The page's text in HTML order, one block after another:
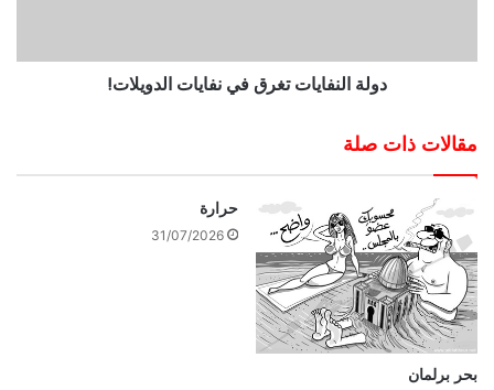
دولة النفايات تغرق في نفايات الدويلات!
مقالات ذات صلة
بحر برلمان
حرارة
31/07/2026